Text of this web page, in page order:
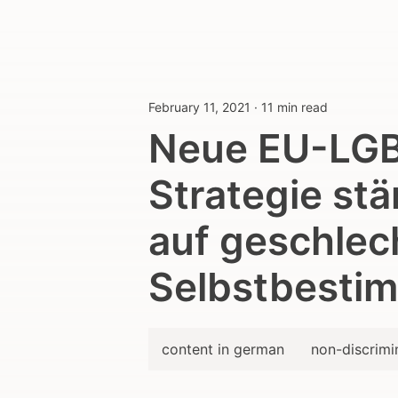
February 11, 2021 · 11 min read
Neue EU-
Strategie
auf
content in german non-